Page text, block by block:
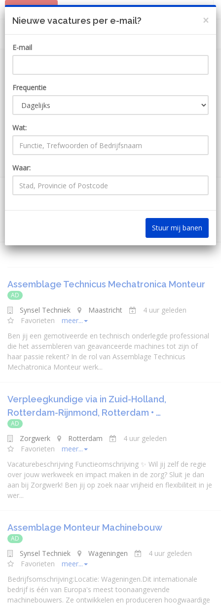
PLAATS JOB MIJN ACCOUNT
ZOEKEN
1 Jobs bij Kindergarden
Assemblage Technicus Mechatronica Monteur
AD
Synsel Techniek Maastricht
4 uur geleden
Favorieten
meer...
Ben jij een gemotiveerde en technisch onderlegde professional
die het assembleren van geavanceerde machines tot zijn of
haar passie rekent? In de rol van Assemblage Technicus
Mechatronica Monteur werk...
Verpleegkundige via in Zuid-Holland,
Rotterdam-Rijnmond, Rotterdam • …
AD
Zorgwerk Rotterdam
4 uur geleden
Favorieten
meer...
Vacaturebeschrijving Functieomschrijving ✨ Wil jij zelf de regie
over jouw werkweek en impact maken in de zorg? Sluit je dan
aan bij Zorgwerk! Ben jij op zoek naar vrijheid en flexibiliteit in je
wer...
Assemblage Monteur Machinebouw
AD
Synsel Techniek Wageningen
4 uur geleden
Favorieten
meer...
Bedrijfsomschrijving:Locatie: Wageningen.Dit internationale
bedrijf is één van Europa's meest toonaangevende
machinebouwers. Ze ontwikkelen en produceren hoogwaardige
×
Nieuwe vacatures per e-mail?
E-mail
Frequentie
Wat:
Waar:
Stuur mij banen